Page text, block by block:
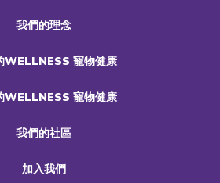
我們的理念
WELLNESS 寵物健康
WELLNESS 寵物健康
我們的社區
加入我們